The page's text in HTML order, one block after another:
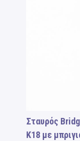
Σταυρός
Κ18 με